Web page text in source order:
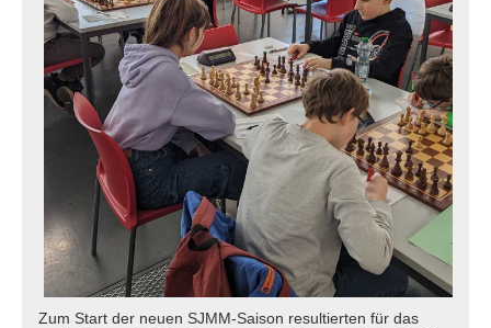
Zum Start der neuen SJMM-Saison resultierten für das